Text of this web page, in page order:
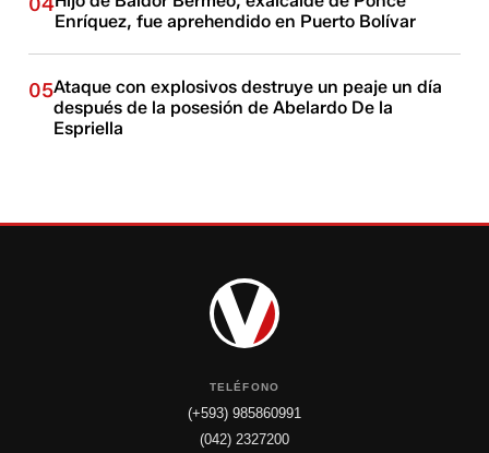
Enríquez, fue aprehendido en Puerto Bolívar
05Ataque con explosivos destruye un peaje un día
después de la posesión de Abelardo De la
Espriella
TELÉFONO
(+593) 985860991
(042) 2327200